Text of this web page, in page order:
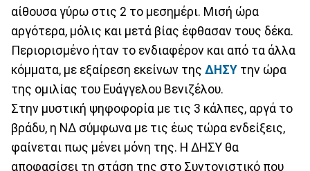
αίθουσα γύρω στις 2 το μεσημέρι. Μισή ώρα
αργότερα, μόλις και μετά βίας έφθασαν τους δέκα.
Περιορισμένο ήταν το ενδιαφέρον και από τα άλλα
κόμματα, με εξαίρεση εκείνων της ΔΗΣΥ την ώρα
της ομιλίας του Ευάγγελου Βενιζέλου.
Στην μυστική ψηφοφορία με τις 3 κάλπες, αργά το
βράδυ, η ΝΔ σύμφωνα με τις έως τώρα ενδείξεις,
φαίνεται πως μένει μόνη της. Η ΔΗΣΥ θα
αποφασίσει τη στάση της στο Συντονιστικό που